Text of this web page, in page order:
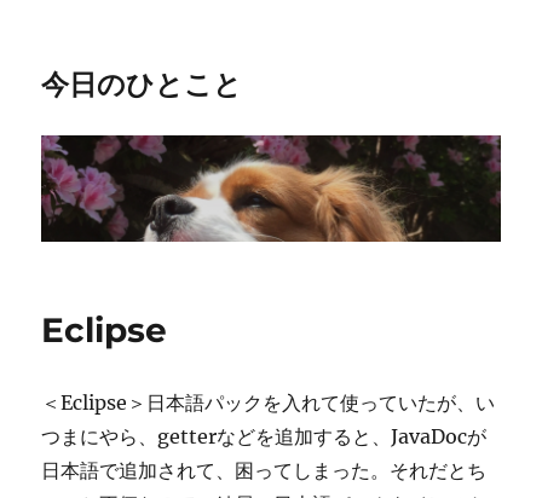
今日のひとこと
Eclipse
＜Eclipse＞日本語パックを入れて使っていたが、い
つまにやら、getterなどを追加すると、JavaDocが
日本語で追加されて、困ってしまった。それだとち